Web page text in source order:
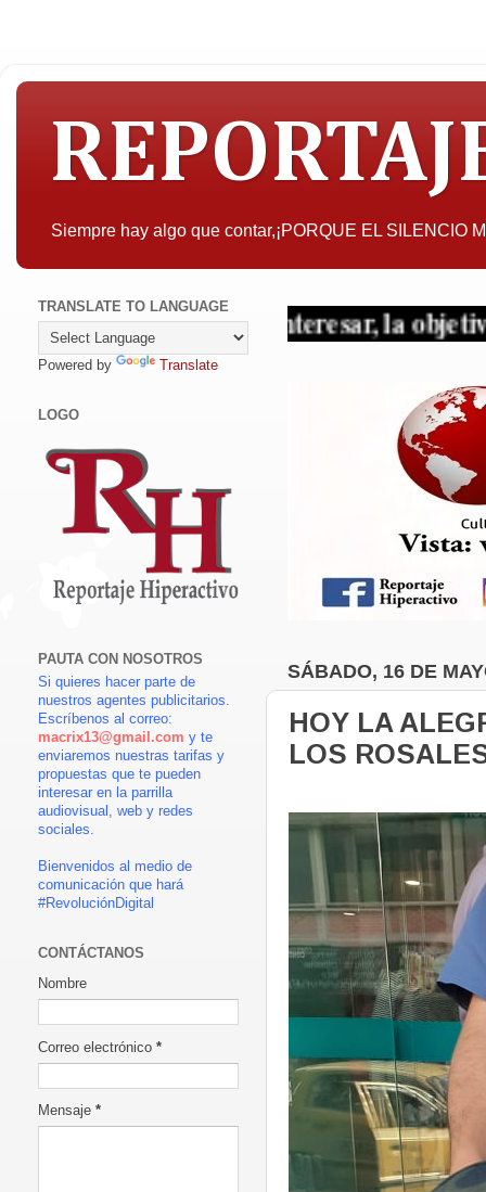
Siempre hay algo que contar,¡PORQUE EL SILENCIO
quien pueda interesar, la objetividad
SÁBADO, 16 DE
HOY LA
LOS
TRANSLATE TO LANGUAGE
Powered by Translate
LOGO
PAUTA CON NOSOTROS
Si quieres hacer parte de
nuestros agentes publicitarios.
Escríbenos al correo:
macrix13@gmail.com y te
enviaremos nuestras tarifas y
propuestas que te pueden
interesar en la parrilla
audiovisual, web y redes
sociales.
Bienvenidos al medio de
comunicación que hará
#RevoluciónDigital
CONTÁCTANOS
Nombre
Correo electrónico *
Mensaje *